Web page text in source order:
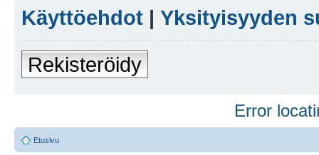
Käyttöehdot | Yksityisyyden
Rekisteröidy
Error
Etusivu